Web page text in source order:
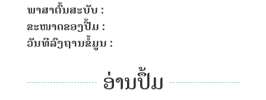
ພາສາຕົ້ນສະບັບ :
ຂະໜາດຂອງປື້ມ :
ວັນທີລົງຖານຂໍ້ມູນ :
ອ່ານປຶ້ມ